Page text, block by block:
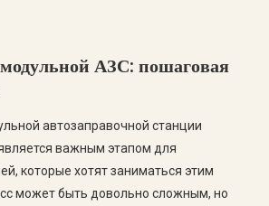
АЗС: пошаговая
автозаправочной станции
важным этапом для
которые хотят заниматься этим
может быть довольно сложным, но